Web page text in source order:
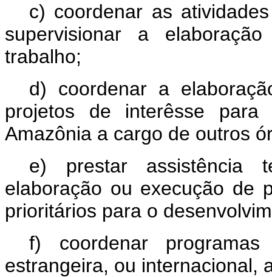
c) coordenar as
supervisionar a
trabalho;
d) coordenar a
projetos de interêsse para
Amazônia a cargo de outros
e) prestar assistência
elaboração ou execução de
prioritários para o
f) coordenar
estrangeira, ou internacional,